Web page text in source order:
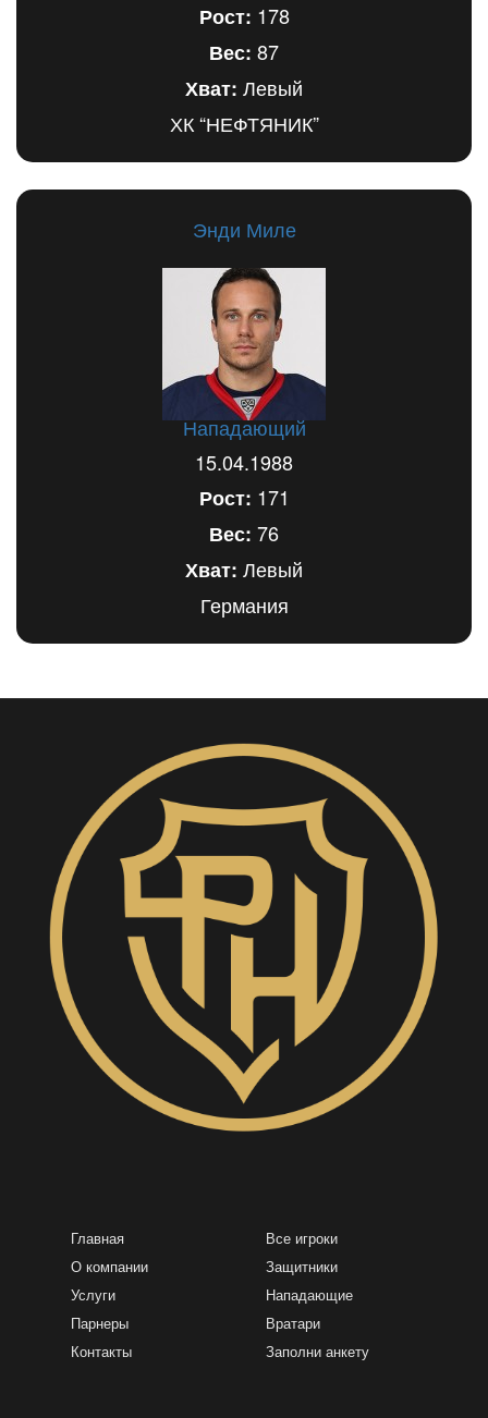
Рост: 178
Вес: 87
Хват: Левый
ХК “НЕФТЯНИК”
Энди Миле
Нападающий
15.04.1988
Рост: 171
Вес: 76
Хват: Левый
Германия
Главная
О компании
Услуги
Парнеры
Контакты
Все игроки
Защитники
Нападающие
Вратари
Заполни анкету